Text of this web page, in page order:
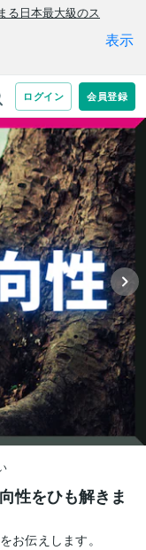
性をひも解きま
お伝えします。